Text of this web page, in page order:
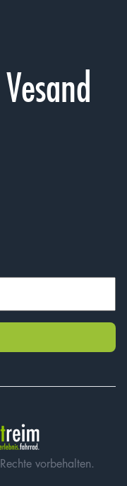
vorbehalten.